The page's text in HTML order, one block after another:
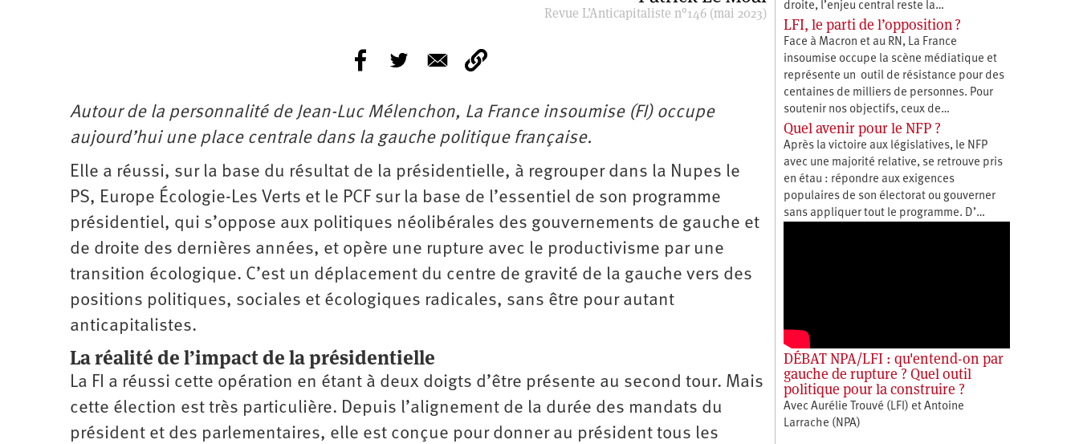
Revue L’Anticapitaliste n°146 (mai 2023)
Autour de la personnalité de Jean-Luc Mélenchon, La France insoumise (FI) occupe
aujourd’hui une place centrale dans la gauche politique française.
Elle a réussi, sur la base du résultat de la présidentielle, à regrouper dans la Nupes le
PS, Europe Écologie-Les Verts et le PCF sur la base de l’essentiel de son programme
présidentiel, qui s’oppose aux politiques néolibérales des gouvernements de gauche et
de droite des dernières années, et opère une rupture avec le productivisme par une
transition écologique. C’est un déplacement du centre de gravité de la gauche vers des
positions politiques, sociales et écologiques radicales, sans être pour autant
anticapitalistes.
La réalité de l’impact de la présidentielle
La FI a réussi cette opération en étant à deux doigts d’être présente au second tour. Mais
cette élection est très particulière. Depuis l’alignement de la durée des mandats du
président et des parlementaires, elle est conçue pour donner au président tous les
droite, l’enjeu central reste la…
LFI, le parti de l’opposition ?
Face à Macron et au RN, La France
insoumise occupe la scène médiatique et
représente un outil de résistance pour des
centaines de milliers de personnes. Pour
soutenir nos objectifs, ceux de…
Quel avenir pour le NFP ?
Après la victoire aux législatives, le NFP
avec une majorité relative, se retrouve pris
en étau : répondre aux exigences
populaires de son électorat ou gouverner
sans appliquer tout le programme. D’…
DÉBAT NPA/LFI : qu'entend-on par
gauche de rupture ? Quel outil
politique pour la construire ?
Avec Aurélie Trouvé (LFI) et Antoine
Larrache (NPA)